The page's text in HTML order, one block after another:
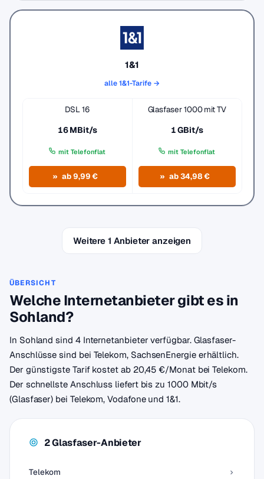
1&1
alle 1&1-Tarife →
DSL 16
16 MBit/s
mit Telefonflat
ab 9,99 €
Glasfaser 1000 mit TV
1 GBit/s
mit Telefonflat
ab 34,98 €
Weitere 1 Anbieter anzeigen
ÜBERSICHT
Welche Internetanbieter gibt es in
Sohland?
In Sohland sind 4 Internetanbieter verfügbar. Glasfaser-
Anschlüsse sind bei Telekom, SachsenEnergie erhältlich.
Der günstigste Tarif kostet ab 20,45 €/Monat bei Telekom.
Der schnellste Anschluss liefert bis zu 1000 Mbit/s
(Glasfaser) bei Telekom, Vodafone und 1&1.
2 Glasfaser-Anbieter
Telekom